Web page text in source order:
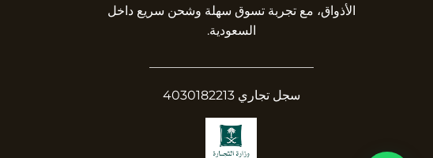
الأذواق، مع تجربة تسوق سهلة وشحن سريع داخل
السعودية.
سجل تجاري 4030182213